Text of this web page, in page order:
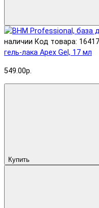
наличии Код товара:
гель-лака Apex Gel, 17 мл
549.00р.
Купить